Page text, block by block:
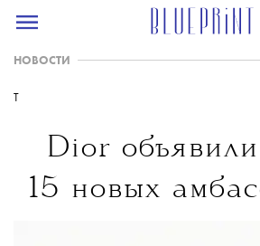
НОВОСТИ
T
Dior
15 новых